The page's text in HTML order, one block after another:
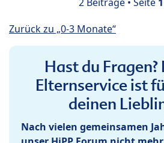
Zurück zu „0-3 Monate“
Hast du Fragen?
Elternservice ist
deinen
Nach vielen gemeinsamen